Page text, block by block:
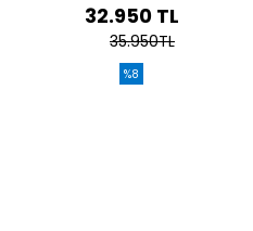
32.950 TL
35.950TL
%8